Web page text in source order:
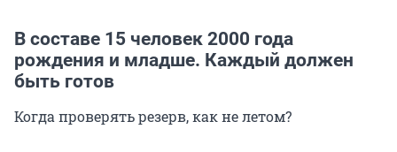
В составе 15 человек 2000 года
рождения и младше. Каждый должен
быть готов
Когда проверять резерв, как не летом?